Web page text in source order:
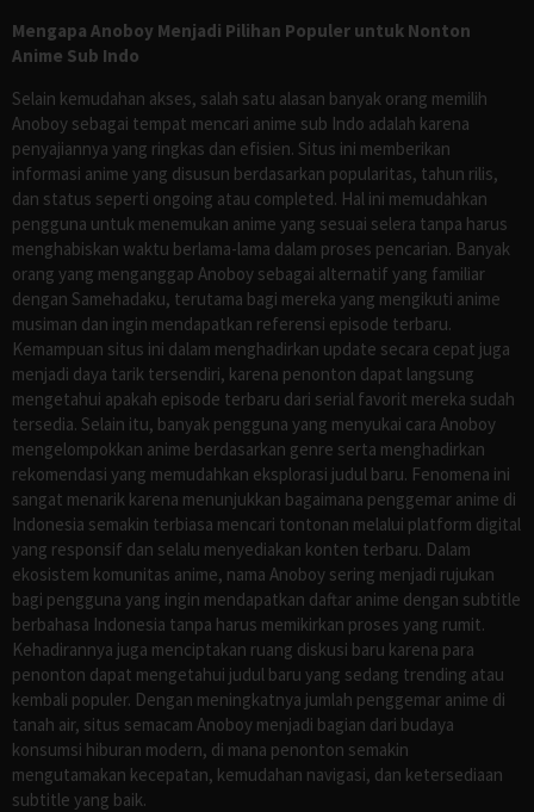
Mengapa Anoboy Menjadi Pilihan Populer untuk Nonton
Anime Sub Indo
Selain kemudahan akses, salah satu alasan banyak orang memilih
Anoboy sebagai tempat mencari anime sub Indo adalah karena
penyajiannya yang ringkas dan efisien. Situs ini memberikan
informasi anime yang disusun berdasarkan popularitas, tahun rilis,
dan status seperti ongoing atau completed. Hal ini memudahkan
pengguna untuk menemukan anime yang sesuai selera tanpa harus
menghabiskan waktu berlama-lama dalam proses pencarian. Banyak
orang yang menganggap Anoboy sebagai alternatif yang familiar
dengan Samehadaku, terutama bagi mereka yang mengikuti anime
musiman dan ingin mendapatkan referensi episode terbaru.
Kemampuan situs ini dalam menghadirkan update secara cepat juga
menjadi daya tarik tersendiri, karena penonton dapat langsung
mengetahui apakah episode terbaru dari serial favorit mereka sudah
tersedia. Selain itu, banyak pengguna yang menyukai cara Anoboy
mengelompokkan anime berdasarkan genre serta menghadirkan
rekomendasi yang memudahkan eksplorasi judul baru. Fenomena ini
sangat menarik karena menunjukkan bagaimana penggemar anime di
Indonesia semakin terbiasa mencari tontonan melalui platform digital
yang responsif dan selalu menyediakan konten terbaru. Dalam
ekosistem komunitas anime, nama Anoboy sering menjadi rujukan
bagi pengguna yang ingin mendapatkan daftar anime dengan subtitle
berbahasa Indonesia tanpa harus memikirkan proses yang rumit.
Kehadirannya juga menciptakan ruang diskusi baru karena para
penonton dapat mengetahui judul baru yang sedang trending atau
kembali populer. Dengan meningkatnya jumlah penggemar anime di
tanah air, situs semacam Anoboy menjadi bagian dari budaya
konsumsi hiburan modern, di mana penonton semakin
mengutamakan kecepatan, kemudahan navigasi, dan ketersediaan
subtitle yang baik.